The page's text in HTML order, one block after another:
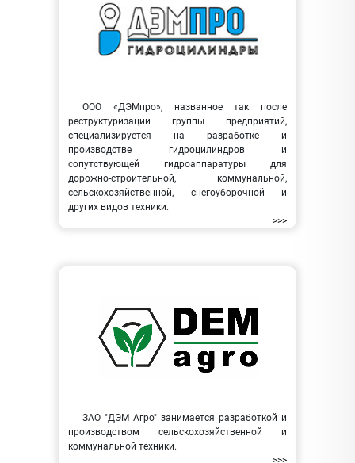
ООО «ДЭМпро», названное так после
реструктуризации группы предприятий,
специализируется на разработке и
производстве гидроцилиндров и
сопутствующей гидроаппаратуры для
дорожно-строительной, коммунальной,
сельскохозяйственной, снегоуборочной и
других видов техники.
>>>
ЗАО "ДЭМ Агро" занимается разработкой и
производством сельскохозяйственной и
коммунальной техники.
>>>